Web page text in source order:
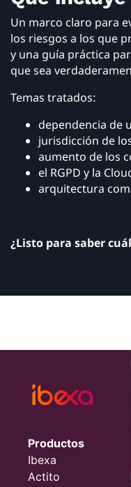
Un marco claro para
los riesgos a los que
y una guía práctica
que sea
Temas tratados:
dependencia de
jurisdicción de
aumento de los
el RGPD y la
arquitectura
¿Listo para saber